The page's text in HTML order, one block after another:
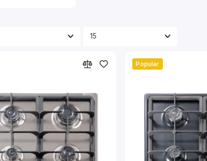
Popular